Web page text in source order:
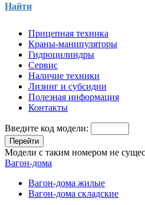
Найти
Прицепная техника
Краны-манипуляторы
Гидроцилиндры
Сервис
Наличие техники
Лизинг и субсидии
Полезная информация
Контакты
Введите код модели:
Перейти
Модели с таким номером не
Вагон-дома
Вагон-дома жилые
Вагон-дома складские